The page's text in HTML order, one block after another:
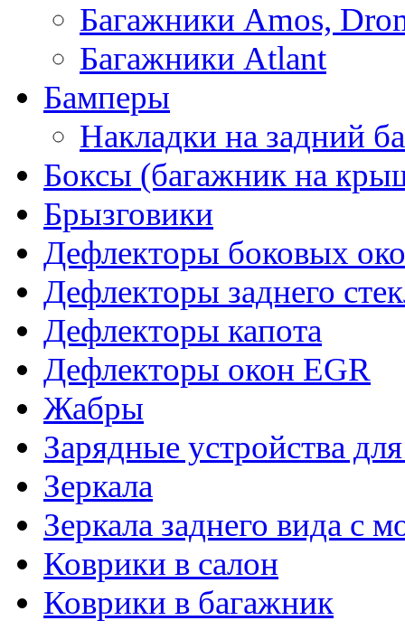
Багажники Amos,
Багажники Atlant
Бамперы
Накладки на задний
Боксы (багажник на
Брызговики
Дефлекторы боковых
Дефлекторы заднего
Дефлекторы капота
Дефлекторы окон EGR
Жабры
Зарядные устройства
Зеркала
Зеркала заднего вида с
Коврики в салон
Коврики в багажник